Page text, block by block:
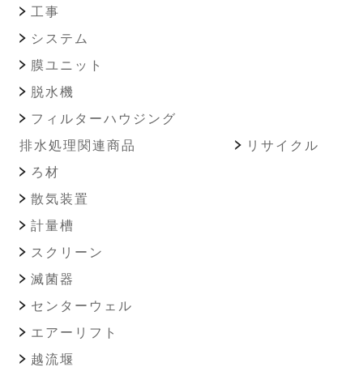
工事
システム
膜ユニット
脱水機
フィルターハウジング
排水処理関連商品
ろ材
散気装置
計量槽
スクリーン
滅菌器
センターウェル
エアーリフト
越流堰
リサイクル